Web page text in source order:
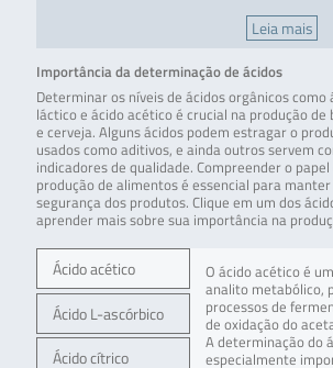
Leia mais
Importância da determinação de ácidos
Determinar os níveis de ácidos orgânicos como
láctico e ácido acético é crucial na produção de
e cerveja. Alguns ácidos podem estragar o
usados como aditivos, e ainda outros servem
indicadores de qualidade. Compreender o
produção de alimentos é essencial para
segurança dos produtos. Clique em um dos
aprender mais sobre sua importância na
Ácido acético
Ácido L-ascórbico
Ácido cítrico
O ácido acético é
analito metabólico,
processos de
de oxidação do
A determinação do
especialmente